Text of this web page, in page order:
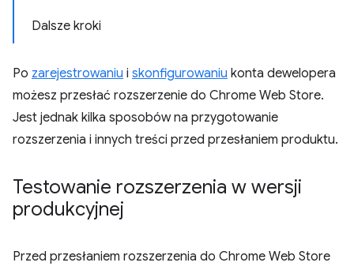
Dalsze kroki
Po zarejestrowaniu i skonfigurowaniu konta dewelopera
możesz przesłać rozszerzenie do Chrome Web Store.
Jest jednak kilka sposobów na przygotowanie
rozszerzenia i innych treści przed przesłaniem produktu.
Testowanie rozszerzenia w wersji
produkcyjnej
Przed przesłaniem rozszerzenia do Chrome Web Store